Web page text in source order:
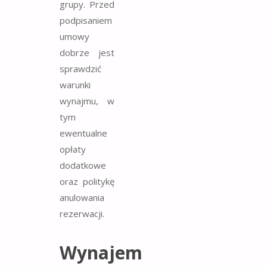
grupy. Przed
podpisaniem
umowy
dobrze jest
sprawdzić
warunki
wynajmu, w
tym
ewentualne
opłaty
dodatkowe
oraz politykę
anulowania
rezerwacji.
Wynajem